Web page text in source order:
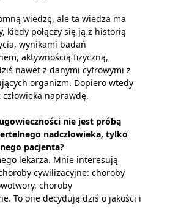
wiedzę, ale ta wiedza ma
kiedy połączy się ją z historią
wynikami badań
aktywnością fizyczną,
nawet z danymi cyfrowymi z
organizm. Dopiero wtedy
naprawdę.
nie jest próbą
nadczłowieka, tylko
pacjenta?
lekarza. Mnie interesują
cywilizacyjne: choroby
choroby
To one decydują dziś o jakości i